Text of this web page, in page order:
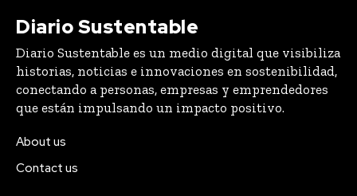
Diario Sustentable
Diario Sustentable es un medio digital que visibiliza
historias, noticias e innovaciones en sostenibilidad,
conectando a personas, empresas y emprendedores
que están impulsando un impacto positivo.
About us
Contact us